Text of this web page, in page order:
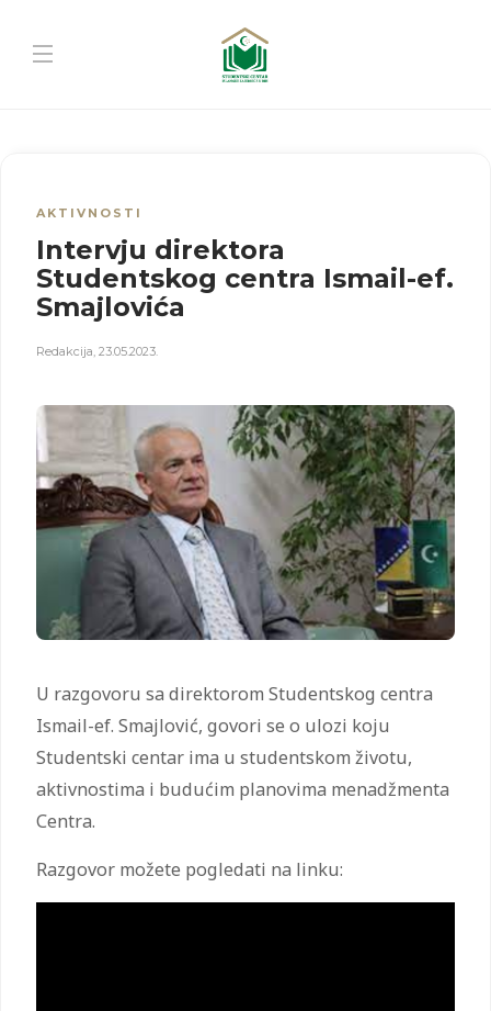
AKTIVNOSTI
Intervju direktora
Studentskog centra Ismail-ef.
Smajlovića
Redakcija, 23.05.2023.
U razgovoru sa direktorom Studentskog centra
Ismail-ef. Smajlović, govori se o ulozi koju
Studentski centar ima u studentskom životu,
aktivnostima i budućim planovima menadžmenta
Centra.
Razgovor možete pogledati na linku: